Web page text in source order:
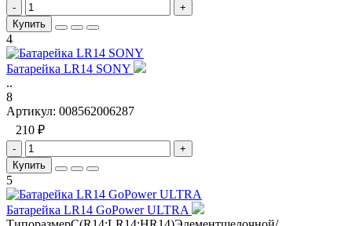
-
+
Купить
4
Батарейка LR14 SONY
..
8
Артикул: 008562006287
210 ₽
-
+
Купить
5
Батарейка LR14 GoPower ULTRA